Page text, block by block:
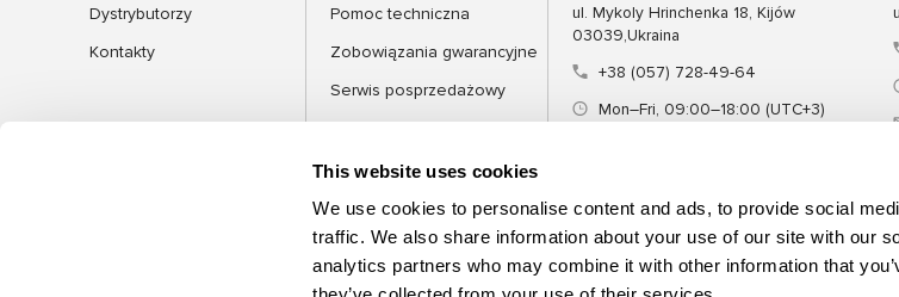
This website uses cookies
We use cookies to personalise content and ads, to provide social
traffic. We also share information about your use of our site with our
analytics partners who may combine it with other information that
Dystrybutorzy
Kontakty
Pomoc techniczna
Zobowiązania gwarancyjne
Serwis posprzedażowy
FAQ
Blog
ul. Mykoly Hrinchenka 18, Kijów
03039,Ukraina
+38 (057) 728-49-64
Mon–Fri, 09:00–18:00 (UTC+3)
Sprzęt Narzędzie